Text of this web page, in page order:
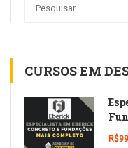
CURSOS EM